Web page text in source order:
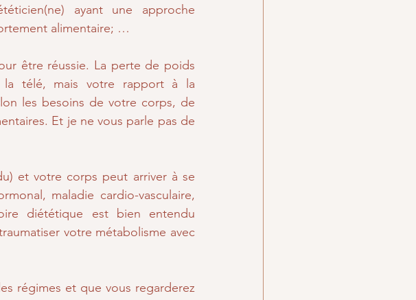
ayant une approche
alimentaire; …
être réussie. La perte de poids
la télé, mais votre rapport à la
les besoins de votre corps, de
Et je ne vous parle pas de
et votre corps peut arriver à se
maladie cardio-vasculaire,
diététique est bien entendu
votre métabolisme avec
régimes et que vous regarderez